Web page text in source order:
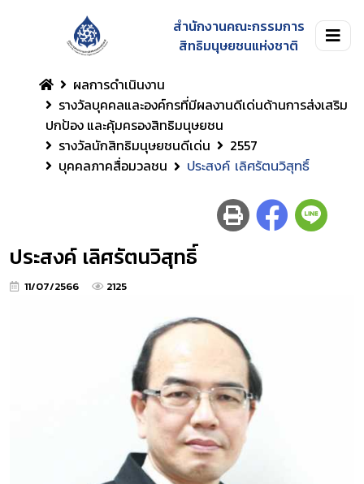
สำนักงานคณะกรรมการ
สิทธิมนุษยชนแห่งชาติ
ผลการดำเนินงาน
รางวัลบุคคลและองค์กรที่มีผลงานดีเด่นด้านการส่งเสริม
ปกป้อง และคุ้มครองสิทธิมนุษยชน
รางวัลนักสิทธิมนุษยชนดีเด่น
2557
บุคคลภาคสื่อมวลชน
ประสงค์ เลิศรัตนวิสุทธิ์
ประสงค์ เลิศรัตนวิสุทธิ์
11/07/2566 2125